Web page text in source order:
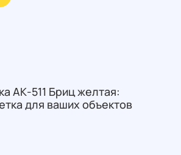
АК-511 Бриц желтая:
для ваших объектов